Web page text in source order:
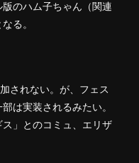
のハム子ちゃん（関連
る。
されない。が、フェス
は実装されるみたい。
」とのコミュ、エリザ